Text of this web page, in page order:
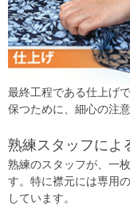
最終工程である仕上げ
保つために、細心の注
熟練スタッフによ
熟練のスタッフが、一
す。特に襟元には専用
しています。